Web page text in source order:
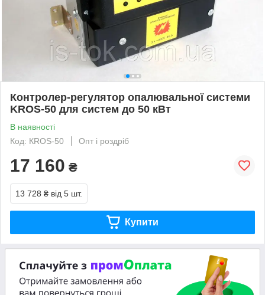
Контролер-регулятор опалювальної системи
KROS-50 для систем до 50 кВт
В наявності
Код: КROS-50
Опт і роздріб
17 160 ₴
13 728 ₴ від 5 шт.
Купити